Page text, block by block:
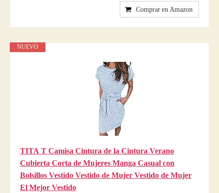
Comprar en Amazon
NUEVO
TITA T Camisa Cintura de la Cintura Verano
Cubierta Corta de Mujeres Manga Casual con
Bolsillos Vestido Vestido de Mujer Vestido de Mujer
El Mejor Vestido